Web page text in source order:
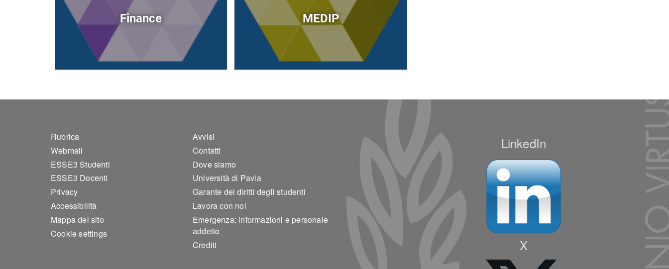
Finance MEDIP
Footer 1
Rubrica
Webmail
ESSE3 Studenti
ESSE3 Docenti
Privacy
Accessibilità
Mappa del sito
Cookie settings
Footer 2
Avvisi
Contatti
Dove siamo
Università di Pavia
Garante dei diritti degli studenti
Lavora con noi
Emergenza: informazioni e personale
addetto
Crediti
LinkedIn
X